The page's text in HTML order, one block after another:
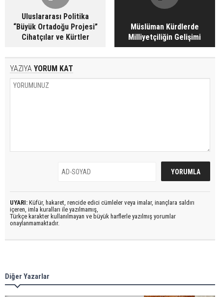
Uluslararası Politika
“Büyük Ortadoğu Projesi”
Cihatçılar ve Kürtler
Müslüman Kürdlerde
Milliyetçiliğin Gelişimi
YAZIYA YORUM KAT
UYARI: Küfür, hakaret, rencide edici cümleler veya imalar, inançlara saldırı
içeren, imla kuralları ile yazılmamış,
Türkçe karakter kullanılmayan ve büyük harflerle yazılmış yorumlar
onaylanmamaktadır.
Diğer Yazarlar